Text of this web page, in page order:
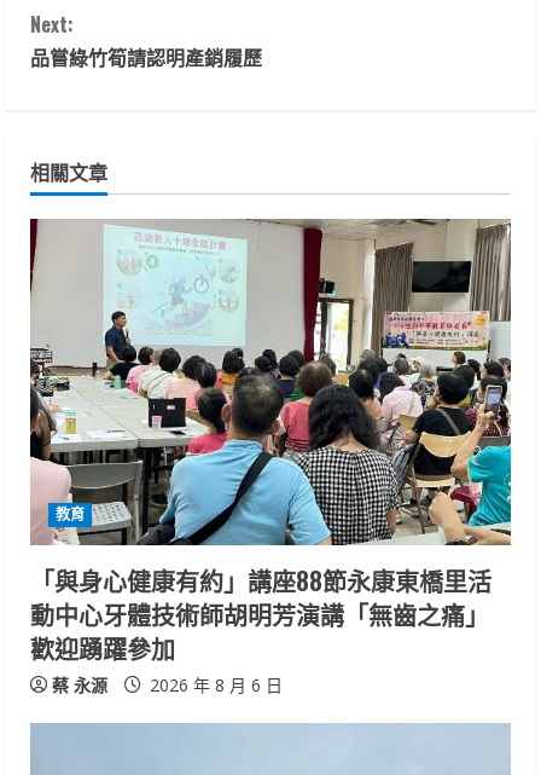
n
i
n
u
e
R
e
a
d
i
n
g
Next:
品嘗綠竹筍請認明產銷履歷
相關文章
教育
「與身心健康有約」講座88節永康東橋里活
動中心牙體技術師胡明芳演講「無齒之痛」
歡迎踴躍參加
蔡 永源 2026 年 8 月 6 日